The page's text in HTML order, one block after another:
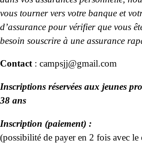
vous tourner vers votre banque et
d’assurance pour vérifier que vous
besoin souscrire à une assurance
Contact: campsjj@gmail.com
Inscriptions réservées aux jeunes
38 ans
Inscription (paiement) :
(possibilité de payer en 2 fois avec